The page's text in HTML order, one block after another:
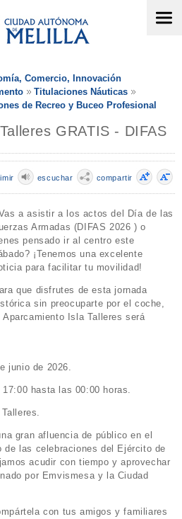
Comercio, Innovación
Titulaciones Náuticas
de Recreo y Buceo Profesional
GRATIS - DIFAS
compartir
escuchar
a asistir a los actos del Día de las
Armadas (DIFAS 2026 ) o
pensado ir al centro este
¡Tenemos una excelente
para facilitar tu movilidad!
que disfrutes de esta jornada
sin preocuparte por el coche,
Aparcamiento Isla Talleres será
junio de 2026.
hasta las 00:00 horas.
gran afluencia de público en el
las celebraciones del Ejército de
acudir con tiempo y aprovechar
por Emvismesa y la Ciudad
con tus amigos y familiares